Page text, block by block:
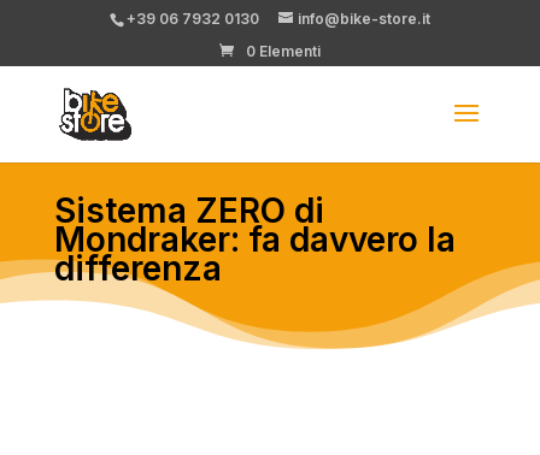
+39 06 7932 0130
info@bike-store.it
0 Elementi
Sistema ZERO di
Mondraker: fa davvero la
differenza